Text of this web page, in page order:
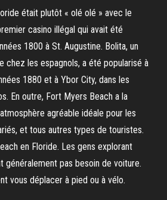
était plutôt « olé olé » avec le
casino illégal qui avait été
1800 à St. Augustine. Bolita, un
chez les espagnols, a été popularisé à
1880 et à Ybor City, dans les
En outre, Fort Myers Beach a la
agréable idéale pour les
et tous autres types de touristes.
en Floride. Les gens explorant
généralement pas besoin de voiture.
vous déplacer à pied ou à vélo.